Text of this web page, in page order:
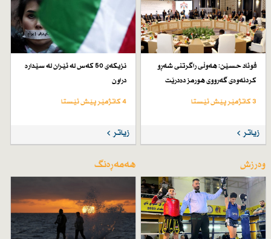
فوئاد حسێن: هەوڵی راگرتنی شەڕو
كردنەوەی گەرووی هورمز دەدرێت
3 کاتژمێر پێش ئێستا
زیاتر
نزیكەی 50 كەس لە ئێران لە سێدارە
دراون
4 کاتژمێر پێش ئێستا
زیاتر
وەرزش هەمەڕەنگ